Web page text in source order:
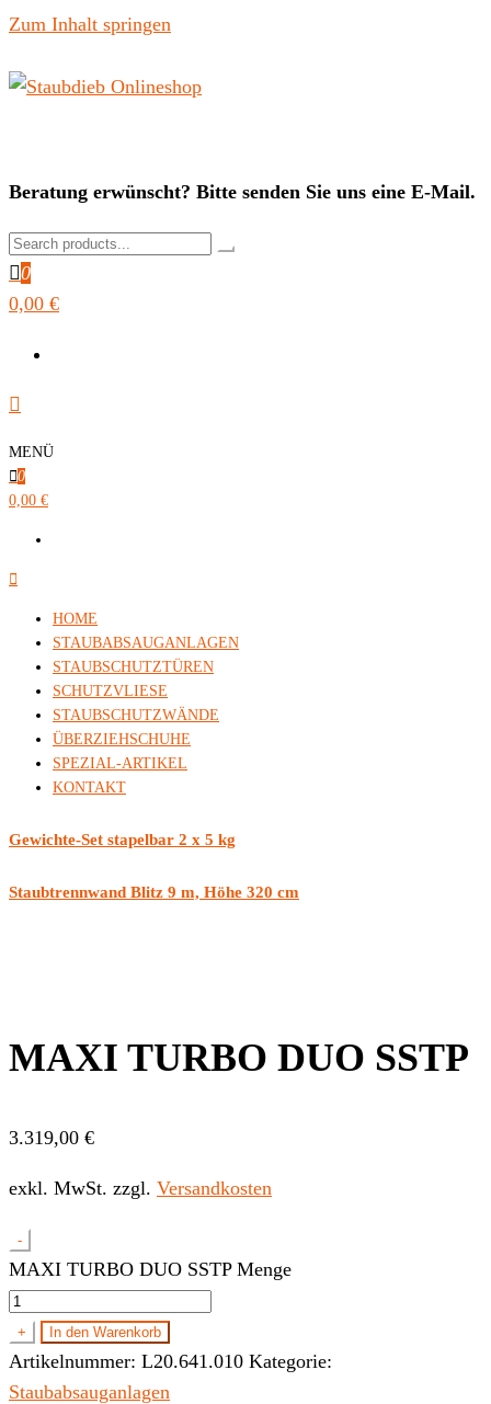
Zum Inhalt springen
Staubdieb Onlineshop
Beratung erwünscht? Bitte senden Sie uns eine E-Mail.
0
0,00 €
MENÜ
0
0,00 €
HOME
STAUBABSAUGANLAGEN
STAUBSCHUTZTÜREN
SCHUTZVLIESE
STAUBSCHUTZWÄNDE
ÜBERZIEHSCHUHE
SPEZIAL-ARTIKEL
KONTAKT
Gewichte-Set stapelbar 2 x 5 kg
Staubtrennwand Blitz 9 m, Höhe 320 cm
MAXI TURBO DUO SSTP
3.319,00 €
exkl. MwSt. zzgl. Versandkosten
-
MAXI TURBO DUO SSTP Menge
+ In den Warenkorb
Artikelnummer: L20.641.010 Kategorie:
Staubabsauganlagen